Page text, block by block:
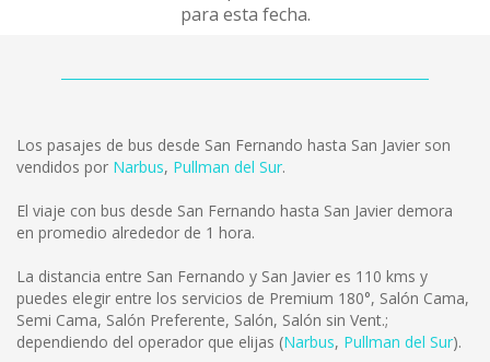
para esta fecha.
Los pasajes de bus desde San Fernando hasta San Javier son
vendidos por Narbus, Pullman del Sur.
El viaje con bus desde San Fernando hasta San Javier demora
en promedio alrededor de 1 hora.
La distancia entre San Fernando y San Javier es 110 kms y
puedes elegir entre los servicios de Premium 180°, Salón Cama,
Semi Cama, Salón Preferente, Salón, Salón sin Vent.;
dependiendo del operador que elijas (Narbus, Pullman del Sur).